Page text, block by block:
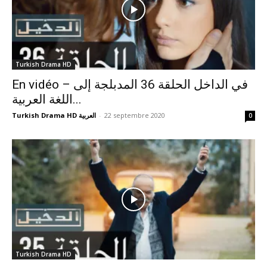
Turkish Drama HD
En vidéo – في الداخل الحلقة 36 المدبلجة إلى
اللغة العربية...
Turkish Drama HD العربية - 22 septembre 2020 0
Turkish Drama HD